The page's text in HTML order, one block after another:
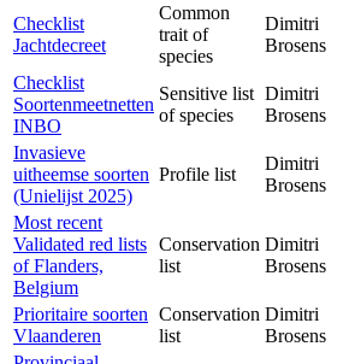
Checklist
Jachtdecreet
Common
trait of
species
Dimitri
Brosens
Checklist
Soortenmeetnetten
INBO
Sensitive list
of species
Dimitri
Brosens
Invasieve
uitheemse soorten
(Unielijst 2025)
Profile list
Dimitri
Brosens
Most recent
Validated red lists
of Flanders,
Belgium
Conservation
list
Dimitri
Brosens
Prioritaire soorten
Vlaanderen
Conservation
list
Dimitri
Brosens